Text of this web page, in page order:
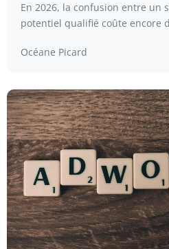
En 2026, la confusion entre un
potentiel qualifié coûte encore
Océane Picard